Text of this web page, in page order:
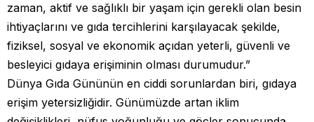
zaman, aktif ve sağlıklı bir yaşam için gerekli olan besin
ihtiyaçlarını ve gıda tercihlerini karşılayacak şekilde,
fiziksel, sosyal ve ekonomik açıdan yeterli, güvenli ve
besleyici gıdaya erişiminin olması durumudur.”
Dünya Gıda Gününün en ciddi sorunlardan biri, gıdaya
erişim yetersizliğidir. Günümüzde artan iklim